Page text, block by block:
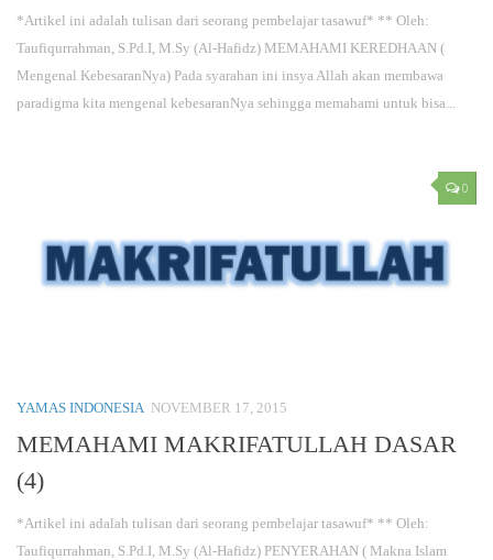
*Artikel ini adalah tulisan dari seorang pembelajar tasawuf* ** Oleh:
Taufiqurrahman, S.Pd.I, M.Sy (Al-Hafidz) MEMAHAMI KEREDHAAN (
Mengenal KebesaranNya) Pada syarahan ini insya Allah akan membawa
paradigma kita mengenal kebesaranNya sehingga memahami untuk bisa...
0
YAMAS INDONESIA NOVEMBER 17, 2015
MEMAHAMI MAKRIFATULLAH DASAR
(4)
*Artikel ini adalah tulisan dari seorang pembelajar tasawuf* ** Oleh:
Taufiqurrahman, S.Pd.I, M.Sy (Al-Hafidz) PENYERAHAN ( Makna Islam